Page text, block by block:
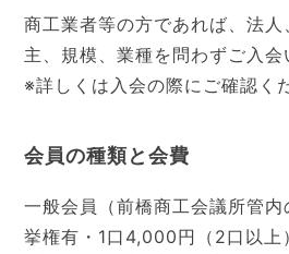
商工業者等の方であれば、法
主、規模、業種を問わずご入会
※詳しくは入会の際にご確認く
会員の種類と会費
一般会員（前橋商工会議所管
挙権有・1口4,000円（2口以上）